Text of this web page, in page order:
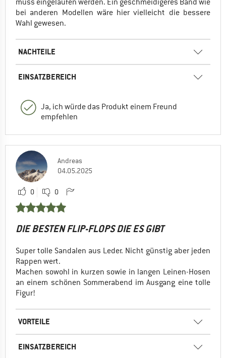
bei anderen Modellen wäre hier vielleicht die bessere
Wahl gewesen.
NACHTEILE
EINSATZBEREICH
Ja, ich würde das Produkt einem Freund
empfehlen
Andreas
04.05.2025
0 0
DIE BESTEN FLIP-FLOPS DIE ES GIBT
Super tolle Sandalen aus Leder. Nicht günstig aber jeden
Rappen wert.
Machen sowohl in kurzen sowie in langen Leinen-Hosen
an einem schönen Sommerabend im Ausgang eine tolle
Figur!
VORTEILE
EINSATZBEREICH